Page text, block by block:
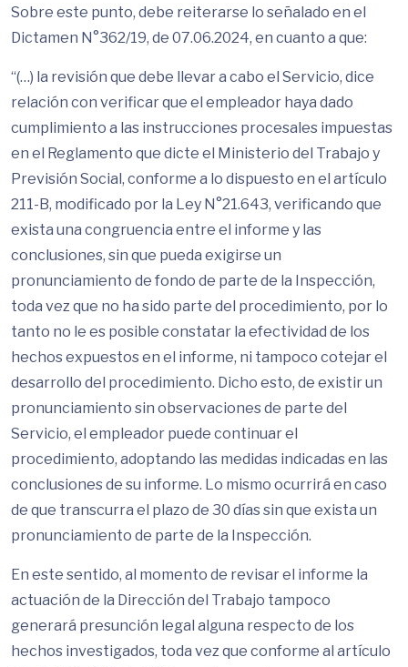
Sobre este punto, debe reiterarse lo señalado en el
Dictamen N°362/19, de 07.06.2024, en cuanto a que:
“(…) la revisión que debe llevar a cabo el Servicio, dice
relación con verificar que el empleador haya dado
cumplimiento a las instrucciones procesales impuestas
en el Reglamento que dicte el Ministerio del Trabajo y
Previsión Social, conforme a lo dispuesto en el artículo
211-B, modificado por la Ley N°21.643, verificando que
exista una congruencia entre el informe y las
conclusiones, sin que pueda exigirse un
pronunciamiento de fondo de parte de la Inspección,
toda vez que no ha sido parte del procedimiento, por lo
tanto no le es posible constatar la efectividad de los
hechos expuestos en el informe, ni tampoco cotejar el
desarrollo del procedimiento. Dicho esto, de existir un
pronunciamiento sin observaciones de parte del
Servicio, el empleador puede continuar el
procedimiento, adoptando las medidas indicadas en las
conclusiones de su informe. Lo mismo ocurrirá en caso
de que transcurra el plazo de 30 días sin que exista un
pronunciamiento de parte de la Inspección.
En este sentido, al momento de revisar el informe la
actuación de la Dirección del Trabajo tampoco
generará presunción legal alguna respecto de los
hechos investigados, toda vez que conforme al artículo